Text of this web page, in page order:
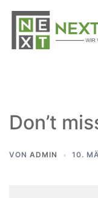
Inhalt
springen
Don’t
VON ADMIN 10.